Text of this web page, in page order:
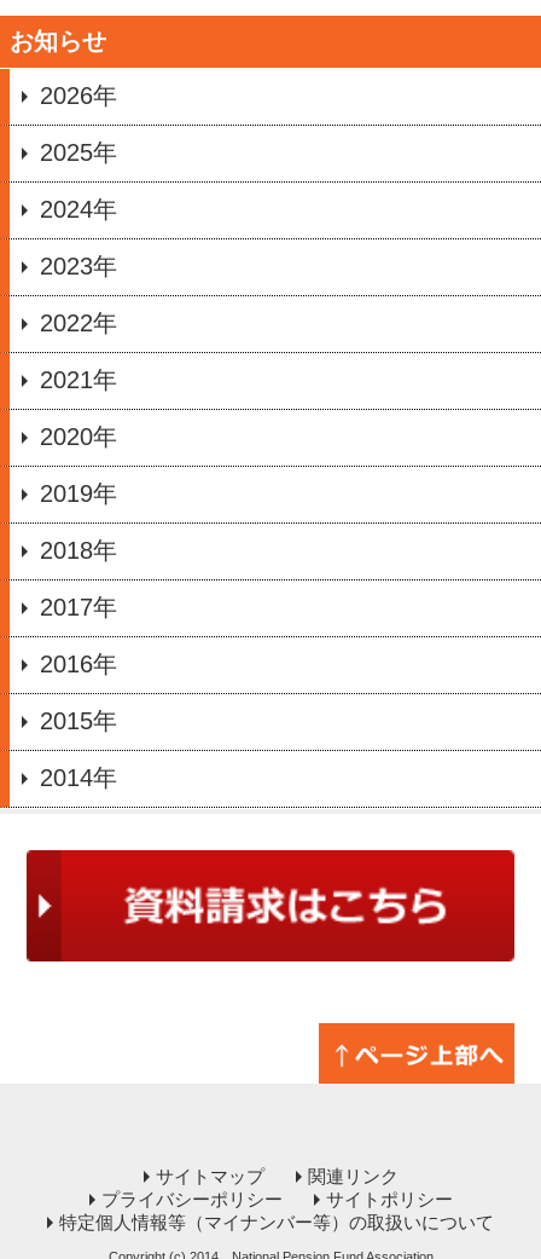
お知らせ
2026年
2025年
2024年
2023年
2022年
2021年
2020年
2019年
2018年
2017年
2016年
2015年
2014年
サイトマップ
関連リンク
プライバシーポリシー
サイトポリシー
特定個人情報等（マイナンバー等）の取扱いについて